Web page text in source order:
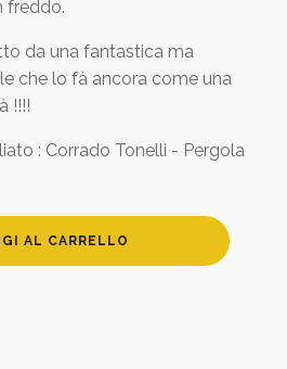
freddo.
da una fantastica ma
che lo fà ancora come una
!!!!
: Corrado Tonelli - Pergola
AL CARRELLO